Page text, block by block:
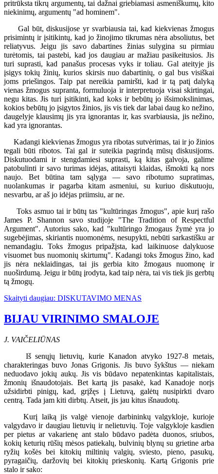
pritrūksta tikrų argumentų, tai dažnai griebiamasi asmeniškumų, kito
niekinimų, argumentų "ad hominem".
Gal būt, diskusijose yr svarbiausia tai, kad kiekvienas žmogus
prisimintų ir įsitikintų, kad jo žinojimo tikrumas nėra absoliutus, bet
reliatyvus. Jeigu jis savo dabartines žinias sulygina su pirmiau
turėtomis, tai pastebi, kad jos daugiau ar mažiau pasikeitusios. Jis
turi suprasti, kad panašus procesas vyks ir toliau. Gal ateityje jis
įsigys tokių žinių, kurios skirsis nuo dabartinių, o gal bus visiškai
joms priešingos. Taip pat nereikia pamiršti, kad ir tą patį dalyką
vienas žmogus supranta, formuluoja ir interpretuoja visai skirtingai,
negu kitas. Jis turi įsitikinti, kad koks ir bebūtų jo išsimokslinimas,
kokios bebūtų jo įsigytos žinios, jis vis tiek dar labai daug ko nežino,
daugelyje klausimų jis yra ignorantas ir, kas svarbiausia, jis nežino,
kad yra ignorantas.
Kadangi kiekvienas žmogus yra ribotas sutvėrimas, tai ir jo žinios
tegali būti ribotos. Tai gal ir suteikia pagrindą mūsų diskusijoms.
Diskutuodami ir stengdamiesi suprasti, ką kitas galvoja, galime
patobulinti ir savo turimas idėjas, atitaisyti klaidas, išmokti ką nors
naujo. Bet būtina tam sąlyga — savo ribotumo supratimas,
nuolankumas ir pagarba kitam asmeniui, su kuriuo diskutuoju,
nesvarbu, ar aš jo idėjas priimsiu, ar ne.
Toks asmuo tai ir būtų tas "kultūringas žmogus", apie kurį rašo
James P. Shannon savo studijoje "The Tradition of Respectful
Argument". Autorius sako, kad "kultūringo žmogaus žymė yra jo
sugebėjimas, skiriantis nuomonėms, nesupykti, nebūti sarkastišku ar
nemandagiu. Toks žmogus pripažįsta, kad laikinuose dalykuose
visuomet bus nuomonių skirtumų". Kadangi toks žmogus žino, kad
jis nėra neklaidingas, tai jis gerbia kito žmogaus nuomonę ir
nuoširdumą. Jeigu ir būtų įrodyta, kad taip nėra, tai vis tiek jis gerbtų
tą žmogų.
Skaityti daugiau: DISKUTAVIMO MENAS
BIJAU VIRINIMO SMALOJE
J. VAIČELIŪNAS
Iš senųjų lietuvių, kurie Kanadon atvyko 1927-8 metais,
charakteringas buvo Jonas Grigonis. Jis buvo šykštus — niekam
neduodavo jokių aukų. Jis vis būdavo nepatenkintas kapitalistais,
žmonių išnaudotojais. Bet kartą jis pasakė, kad Kanadoje norįs
užsidirbti pinigų, kad, grįžęs į Lietuvą, galėtų nusipirkti dvaro
centrą. Tada jam kiti dirbtų. Atseit, jis jau kitus išnaudotų.
Kurį laiką jis valgė vienoje darbininkų valgykloje, kurioje
valgydavo ir daugiau lietuvių ir nelietuvių. Toje valgykloje kasdien
per pietus ar vakarienę ant stalo būdavo padėta duonos, sriubos,
kokių keturių rūšių mėsos patiekalų, bulvinių blynų su grietine arba
ryžių košės bei kitokių miltinių valgių, sviesto, pieno, pasukų,
pyragaičių, daržovių bei kitokių prieskonių. Kartą Grigonis prie
stalo ir sako: